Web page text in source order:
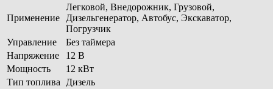
Применение
Легковой, Внедорожник, Грузовой,
Дизельгенератор, Автобус, Экскаватор,
Погрузчик
Управление
Без таймера
Напряжение
12 В
Мощность
12 кВт
Тип топлива
Дизель